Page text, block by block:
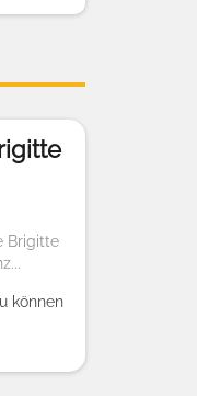
Brigitte
können